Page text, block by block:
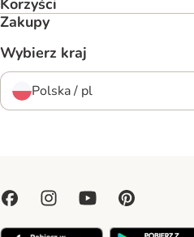
Korzyści
Zakupy
Wybierz kraj
Polska / pl